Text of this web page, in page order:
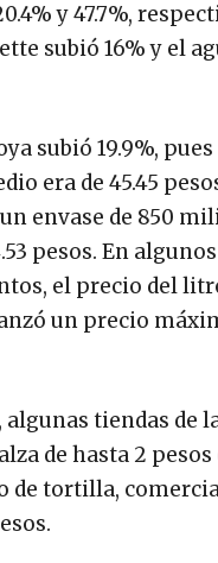
y 47.7%,
subió 16% y el
subió 19.9%,
era de 45.45
envase de 850
pesos. En algunos
el precio del
un precio
tiendas de
de hasta 2
de tortilla,